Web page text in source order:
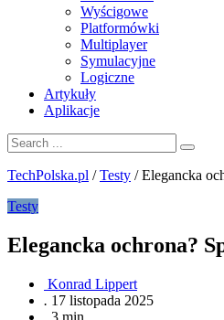
Wyścigowe
Platformówki
Multiplayer
Symulacyjne
Logiczne
Artykuły
Aplikacje
TechPolska.pl /Testy /Elegancka
Testy
Elegancka ochrona?
Konrad Lippert
. 17 listopada 2025
. 3 min